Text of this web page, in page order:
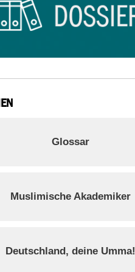
Glossar
Muslimische Akademiker
Deutschland, deine Umma!